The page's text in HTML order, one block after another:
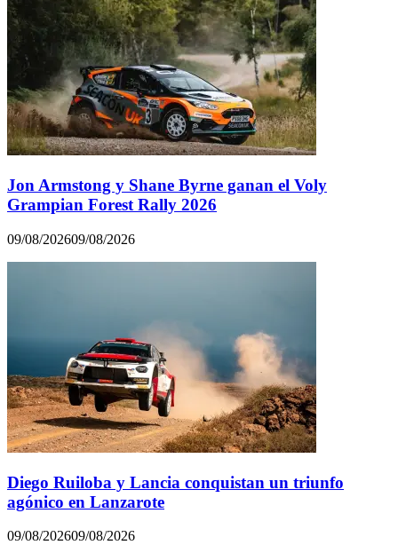
Jon Armstong y Shane Byrne ganan el Voly
Grampian Forest Rally 2026
09/08/202609/08/2026
Diego Ruiloba y Lancia conquistan un triunfo
agónico en Lanzarote
09/08/202609/08/2026